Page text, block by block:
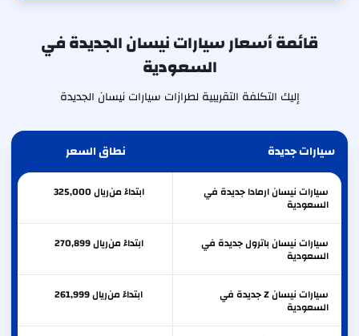
قائمة أسعار سيارات نيسان الجديدة في
السعودية
إليك التكلفة التقريبية لطرازات سيارات نيسان الجديدة
سيارات جديدة نطاق السعر
سيارات نيسان ارمادا جديدة في
السعودية
ابتداءً من 325,000ريال
سيارات نيسان باترول جديدة في
السعودية
ابتداءً من 270,899ريال
سيارات نيسان Z جديدة في
السعودية
ابتداءً من 261,999ريال